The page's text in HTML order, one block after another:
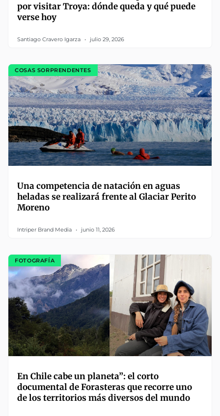
por visitar Troya: dónde queda y qué puede
verse hoy
Santiago Cravero Igarza julio 29, 2026
COSAS SORPRENDENTES
Una competencia de natación en aguas
heladas se realizará frente al Glaciar Perito
Moreno
Intriper Brand Media junio 11, 2026
FOTOGRAFÍA
En Chile cabe un planeta”: el corto
documental de Forasteras que recorre uno
de los territorios más diversos del mundo